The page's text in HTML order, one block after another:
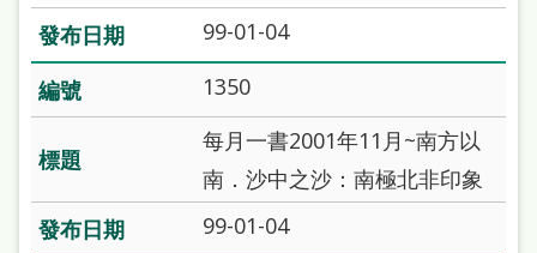
策
政
府
網
資
99-01-04
1350
每月一書2001年11月~南方以
南．沙中之沙：南極北非印象
99-01-04